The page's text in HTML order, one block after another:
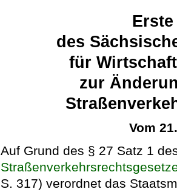
des
für
zur
Vom
Auf Grund des § 27 Satz 1
S. 317) verordnet das